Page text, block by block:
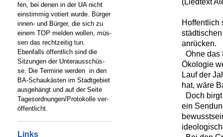
Hoffentlich
anrücken.
Ohne das
Ökologie
Lauf der
hat, wäre
Doch
ein
fen, bei denen in der UA nicht
einstimmig votiert wurde. Bürger
innen- und Bürger, die sich zu
einem TOP melden wollen, müs-
sen das rechtzeitig tun.
Ebenfalls öffentlich sind die
Sitzungen der Unterausschüs-
se. Die Termine werden in den
BA-Schaukästen im Stadtgebiet
ausgehängt und auf der Seite
Tagesordnungen/Protokolle ver-
öffentlicht.
Links